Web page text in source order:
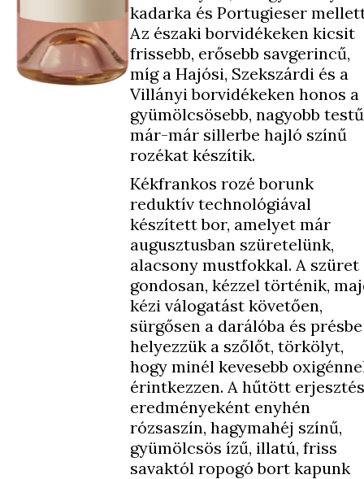
kadarka és Portugieser
Az északi borvidékeken kicsit
frissebb, erősebb savgerincű,
míg a Hajósi, Szekszárdi és a
Villányi borvidékeken honos a
gyümölcsösebb, nagyobb
már-már sillerbe hajló színű
rozékat készítik.
Kékfrankos rozé borunk
reduktív technológiával
készített bor, amelyet már
augusztusban szüretelünk,
alacsony mustfokkal. A szüret
gondosan, kézzel történik,
kézi válogatást követően,
sürgősen a darálóba és présbe
helyezzük a szőlőt, törkölyt,
hogy minél kevesebb
érintkezzen. A hűtött erjesztés
eredményeként enyhén
rózsaszín, hagymahéj színű,
gyümölcsös ízű, illatú, friss
savaktól ropogó bort kapunk